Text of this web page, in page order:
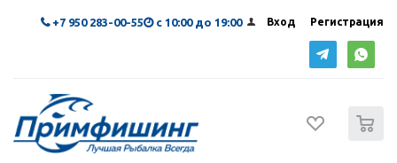
Вход Регистрация
+7 950 283-00-55 с 10:00 до 19:00